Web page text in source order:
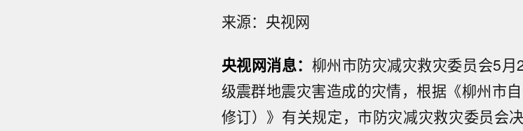
来源：央视网
央视网消息： 柳州市防灾减灾救灾委员会5
级震群地震灾害造成的灾情，根据《柳州市
修订）》有关规定，市防灾减灾救灾委员会